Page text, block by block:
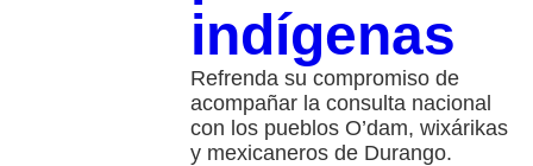
indígenas
Refrenda su compromiso de
acompañar la consulta nacional
con los pueblos O’dam, wixárikas
y mexicaneros de Durango.